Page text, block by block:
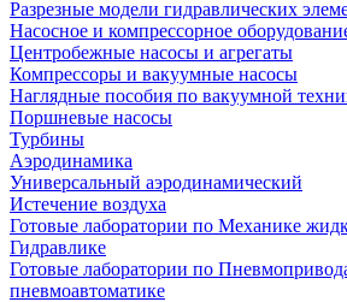
Разрезные модели гидравлических
Насосное и компрессорное
Центробежные насосы и агрегаты
Компрессоры и вакуумные насосы
Наглядные пособия по вакуумной
Поршневые насосы
Турбины
Аэродинамика
Универсальный аэродинамический
Истечение воздуха
Готовые лаборатории по Механике
Гидравлике
Готовые лаборатории по
пневмоавтоматике